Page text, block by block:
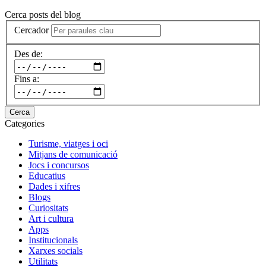
Cerca posts del blog
Cercador
Des de:
Fins a:
Cerca
Categories
Turisme, viatges i oci
Mitjans de comunicació
Jocs i concursos
Educatius
Dades i xifres
Blogs
Curiositats
Art i cultura
Apps
Institucionals
Xarxes socials
Utilitats